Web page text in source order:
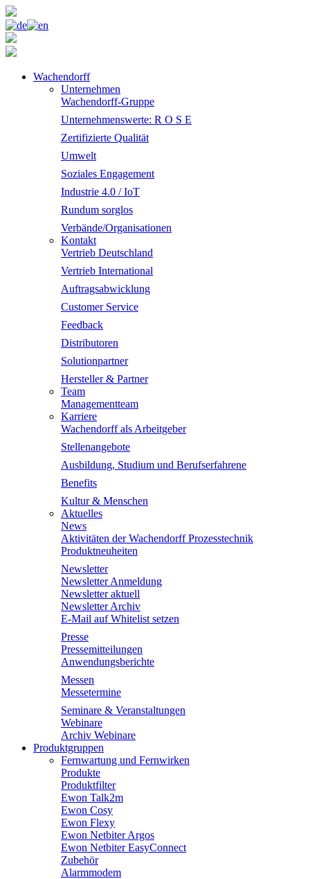
Wachendorff
Unternehmen
Wachendorff-Gruppe
Unternehmenswerte: R O S E
Zertifizierte Qualität
Umwelt
Soziales Engagement
Industrie 4.0 / IoT
Rundum sorglos
Verbände/Organisationen
Kontakt
Vertrieb Deutschland
Vertrieb International
Auftragsabwicklung
Customer Service
Feedback
Distributoren
Solutionpartner
Hersteller & Partner
Team
Managementteam
Karriere
Wachendorff als Arbeitgeber
Stellenangebote
Ausbildung, Studium und Berufserfahrene
Benefits
Kultur & Menschen
Aktuelles
News
Aktivitäten der Wachendorff Prozesstechnik
Produktneuheiten
Newsletter
Newsletter Anmeldung
Newsletter aktuell
Newsletter Archiv
E-Mail auf Whitelist setzen
Presse
Pressemitteilungen
Anwendungsberichte
Messen
Messetermine
Seminare & Veranstaltungen
Webinare
Archiv Webinare
Produktgruppen
Fernwartung und Fernwirken
Produkte
Produktfilter
Ewon Talk2m
Ewon Cosy
Ewon Flexy
Ewon Netbiter Argos
Ewon Netbiter EasyConnect
Zubehör
Alarmmodem